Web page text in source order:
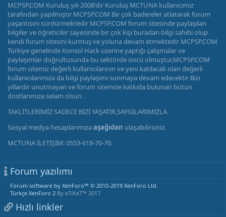
MCPSP.COM Kuruluş yılı 2008'dir Kuruluş MCTUNA kullanıcımız
tarafından yapılmıştır MCPSP.COM Bir çok badereler atlatarak forum
yaşantısını sürdürmektedir MCPSP.COM forum sitesinde paylaşılan
bilgiler ve öğreticiler sayesinde bir çok kişi buradan bilgi sahibi olup
kendi forum sitesini kurmuş ve yoluna devam etmektedir MCPSP.COM
Türkiye genelinde Konsol Hack üzerine yaptığı çalışmalar ve
paylaşımlar doğrultusunda bu sektörde öncü olmuştur,MCPSP.COM
forum sitemiz değerli kullanıcılarının ve yeni katılacak olan değerli
kullanıcılarımıza da bilgi paylaşımı sunmaya devam edecektir Bizi
yıllardır unutmayan ve forum sitemize katkıda bulunan bütün
dostlarımıza selam olsun .
TAKLİTLERİMİZ SADECE BİZİ YAŞATIR,SAYGILARIMIZLA.
Sosyal medya hesaplarımızaaşağıdan ulaşabilirsiniz.
MCTUNA İLETİŞİM: 0553-618-70-70.
Forum yazılımı
Forum software by XenForo™ © 2010-2019 XenForo Ltd.
Türkçe XenForo 2 By eTiKeT™ 2017
Hızlı linkler